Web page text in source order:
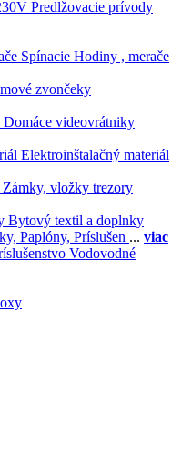
Predlžovacie prívody
Spínacie Hodiny , merače
zvončeky
Domáce videovrátniky
Elektroinštalačný materiál
Zámky, vložky trezory
Bytový textil a doplnky
Paplóny, Príslušen ... viac
Vodovodné